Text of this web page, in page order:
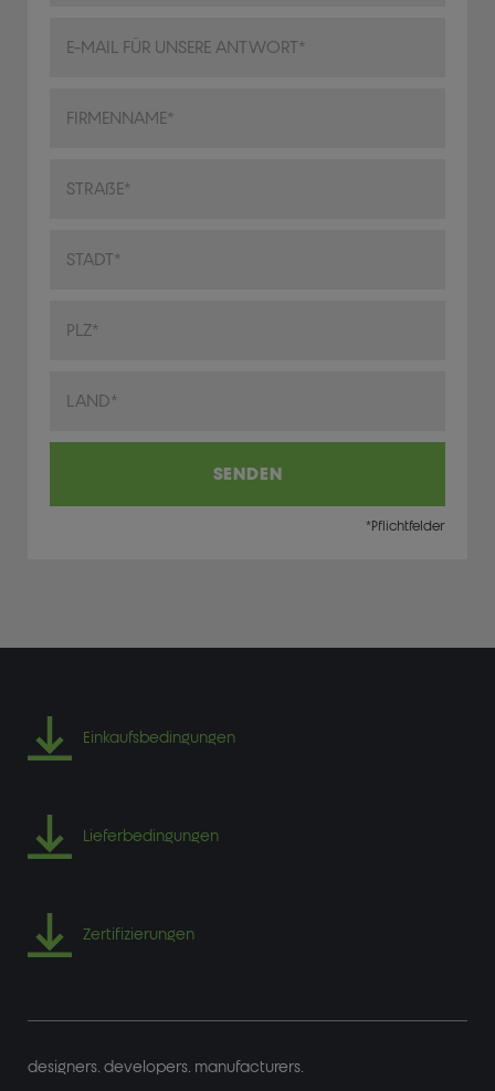
*Pflichtfelder
SENDEN
Einkaufsbedingungen
Lieferbedingungen
Zertifizierungen
designers. developers. manufacturers.